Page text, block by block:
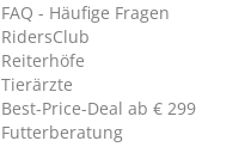
FAQ - Häufige Fragen
RidersClub
Reiterhöfe
Tierärzte
Best-Price-Deal ab € 299
Futterberatung